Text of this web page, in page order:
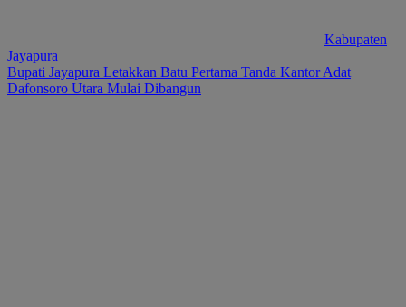
Kabupaten
Jayapura
Bupati Jayapura Letakkan Batu Pertama Tanda Kantor Adat
Dafonsoro Utara Mulai Dibangun